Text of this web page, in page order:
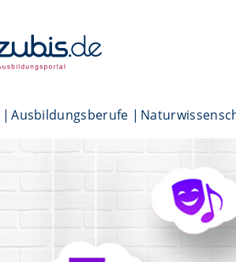
Ausbildungsberufe